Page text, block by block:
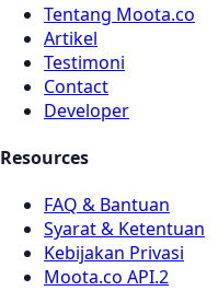
Tentang Moota.co
Artikel
Testimoni
Contact
Developer
Resources
FAQ & Bantuan
Syarat & Ketentuan
Kebijakan Privasi
Moota.co API.2